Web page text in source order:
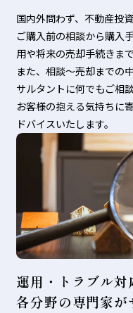
国内外問わず、不動産投
ご購入前の相談から購入
用や将来の売却手続きま
また、相談〜売却までの
サルタントに何でもご相
お客様の抱える気持ちに
ドバイスいたします。
運用・トラブル対
各分野の専門家が